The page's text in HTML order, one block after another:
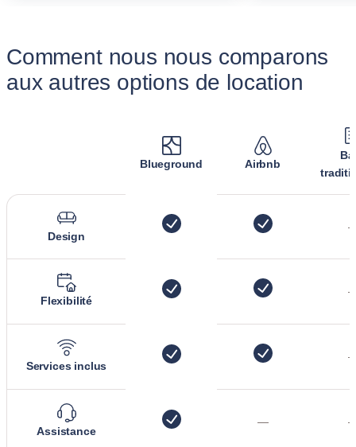
Comment nous nous comparons
aux autres options de location
Blueground Airbnb
Design
Flexibilité
Services inclus
Assistance
—